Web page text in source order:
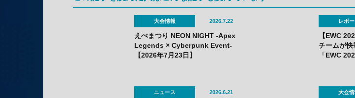
大会情報 2026.7.22
えぺまつり NEON NIGHT -Apex
Legends × Cyberpunk Event-
【2026年7月23日】
レポー
【EWC
チームが
「EWC
ニュース 2026.6.21 大会情